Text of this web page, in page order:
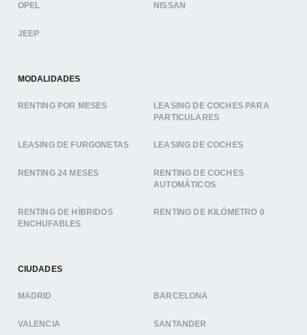
OPEL NISSAN
JEEP
MODALIDADES
RENTING POR MESES
LEASING DE COCHES PARA
PARTICULARES
LEASING DE FURGONETAS LEASING DE COCHES
RENTING 24 MESES
RENTING DE COCHES
AUTOMÁTICOS
RENTING DE HÍBRIDOS
ENCHUFABLES
RENTING DE KILÓMETRO 0
CIUDADES
MADRID BARCELONA
VALENCIA SANTANDER